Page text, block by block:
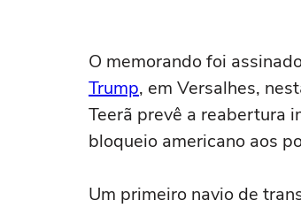
O memorando foi
Trump, em Versalhes,
Teerã prevê a reabertura
bloqueio americano aos
Um primeiro navio de